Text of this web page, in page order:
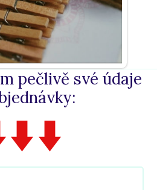
pečlivě své údaje